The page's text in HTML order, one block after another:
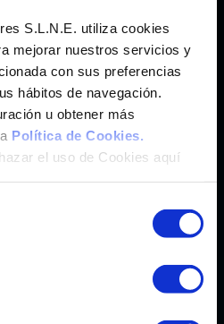
S.L.N.E. utiliza cookies
mejorar nuestros servicios y
con sus preferencias
hábitos de navegación.
u obtener más
Política de Cookies.
el uso de Cookies aquí
200 App.SaaS
®
®
®